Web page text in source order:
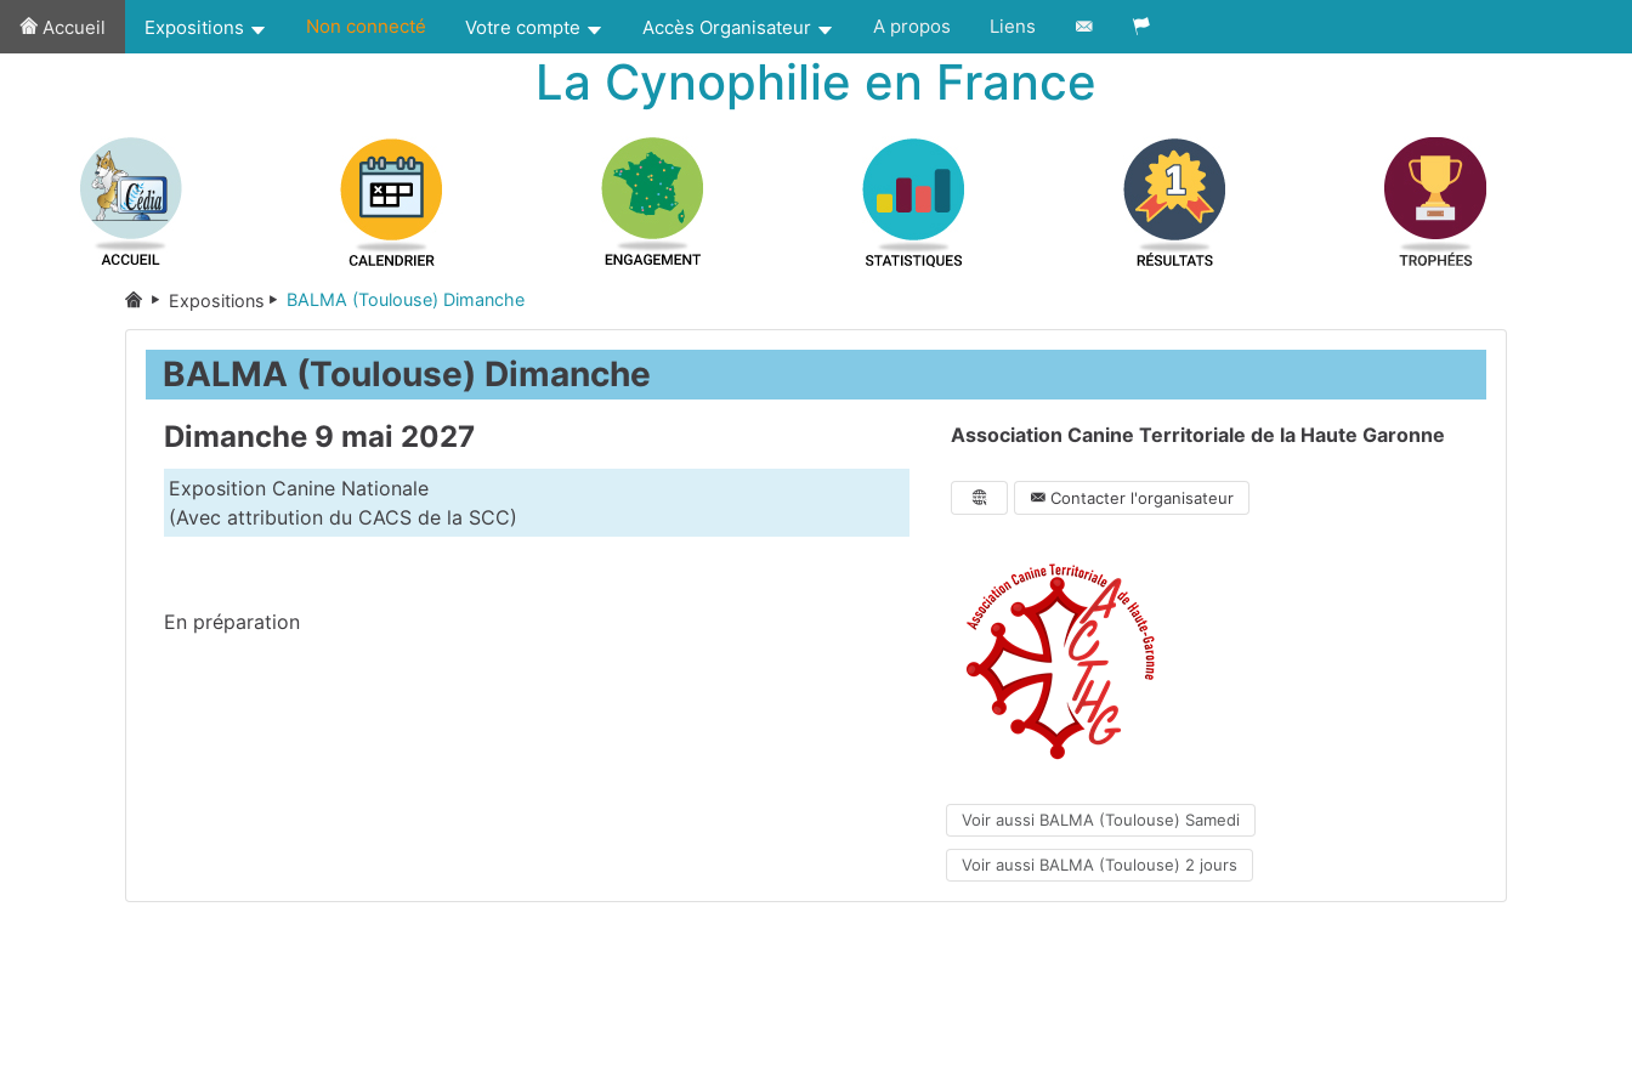
Accueil Expositions Non connecté Votre compte Accès Organisateur A propos Liens
La Cynophilie en France
Expositions BALMA (Toulouse) Dimanche
BALMA (Toulouse) Dimanche
Dimanche 9 mai 2027
Exposition Canine Nationale
(Avec attribution du CACS de la SCC)
En préparation
Association Canine Territoriale de la Haute Garonne
Contacter l'organisateur
Voir aussi BALMA (Toulouse) Samedi
Voir aussi BALMA (Toulouse) 2 jours